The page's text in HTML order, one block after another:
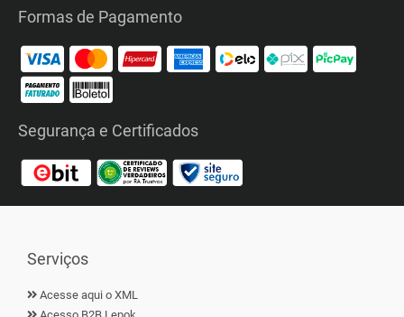
Formas de Pagamento
Segurança e Certificados
Serviços
Acesse aqui o XML